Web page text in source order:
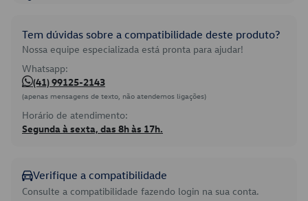
Tem dúvidas sobre a compatibilidade deste produto?
Nossa equipe especializada está pronta para ajudar!
Whatsapp:
(41) 99125-2143
(apenas mensagens de texto, não atendemos ligações)
Horário de atendimento:
Segunda à sexta, das 8h às 17h.
Verifique a compatibilidade
Consulte a compatibilidade fazendo login na sua conta.